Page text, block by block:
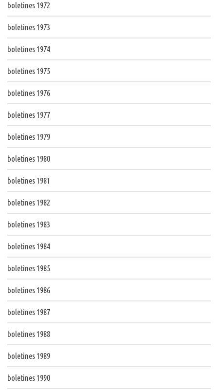
boletines 1972
boletines 1973
boletines 1974
boletines 1975
boletines 1976
boletines 1977
boletines 1979
boletines 1980
boletines 1981
boletines 1982
boletines 1983
boletines 1984
boletines 1985
boletines 1986
boletines 1987
boletines 1988
boletines 1989
boletines 1990